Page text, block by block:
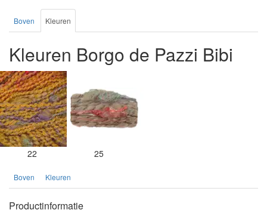
Boven Kleuren
Kleuren Borgo de Pazzi Bibi
22 25
Boven Kleuren
Productinformatie